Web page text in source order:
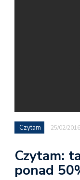
Czytam 25/02/2016
Czytam:
ponad